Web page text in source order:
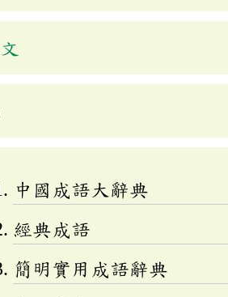
中國成語大辭典
經典成語
簡明實用成語辭典